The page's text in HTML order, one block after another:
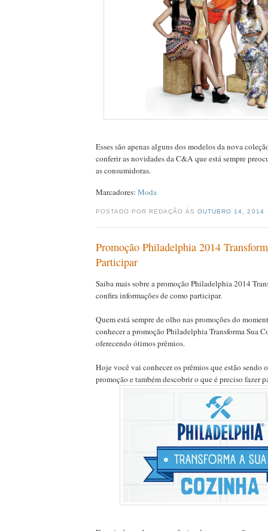
Esses são apenas alguns dos modelos da nova
conferir as novidades da C&A que está sempre
as consumidoras.
Marcadores: Moda
POSTADO POR REDAÇÃO ÀSOUTUBRO 14, 2014
Promoção Philadelphia 2014
Participar
Saiba mais sobre a promoção Philadelphia 2014
confira informações de como participar.
Quem está sempre de olho nas promoções do
conhecer a promoção Philadelphia Transforma Sua
oferecendo ótimos prêmios.
Hoje você vai conhecer os prêmios que estão sendo
promoção e também descobrir o que é preciso fazer